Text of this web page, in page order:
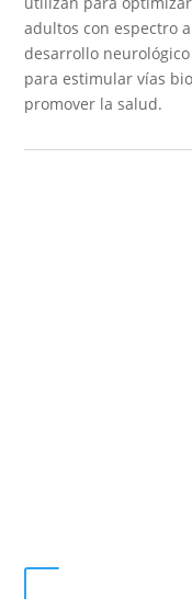
adultos con espectro
desarrollo
para estimular vías
promover la salud.